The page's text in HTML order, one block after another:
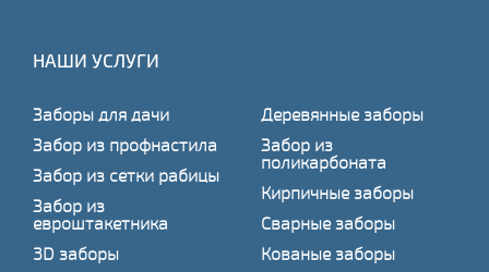
НАШИ УСЛУГИ
Заборы для дачи
Забор из профнастила
Забор из сетки рабицы
Забор из
евроштакетника
3D заборы
Деревянные заборы
Забор из
поликарбоната
Кирпичные заборы
Сварные заборы
Кованые заборы